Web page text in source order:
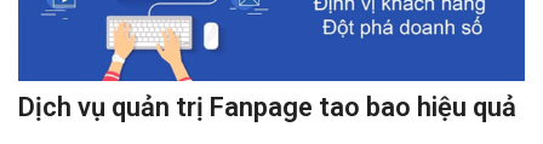
Dịch vụ quản trị Fanpage tao bao hiệu quả